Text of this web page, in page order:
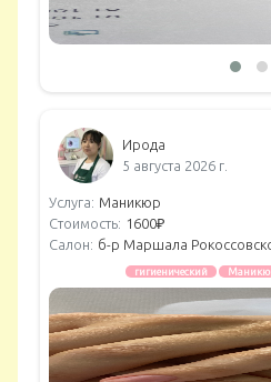
Ирода
5 августа 2026 г.
Услуга: Маникюр
Стоимость: 1600₽
Салон: б-р Маршала
гигиенический